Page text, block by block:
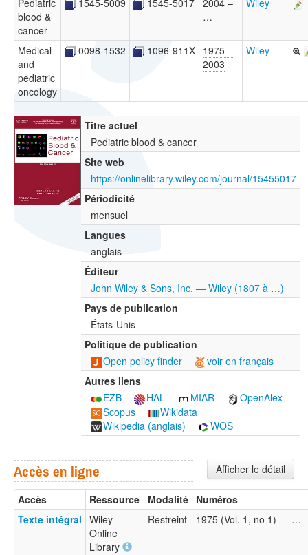
Pediatric
blood &
cancer
1545-5009 1545-5017 2004 –
…
Wiley
Medical
and
pediatric
oncology
0098-1532 1096-911X 1975 –
2003
Wiley
Titre actuel
Pediatric blood & cancer
Site web
https://onlinelibrary.wiley.com/journal/15455017
Périodicité
mensuel
Langues
anglais
Éditeur
John Wiley & Sons, Inc. — Wiley (1807 à …)
Pays de publication
États-Unis
Politique de publication
Open policy finder
voir en français
Autres liens
EZB
HAL MIAR
OpenAlex
Scopus
Wikidata
Wikipedia (anglais)
WOS
Afficher le détail
Accès en ligne
Accès Ressource Modalité Numéros
Texte intégral Wiley
Online
Library
Restreint 1975 (Vol. 1, no 1) — …